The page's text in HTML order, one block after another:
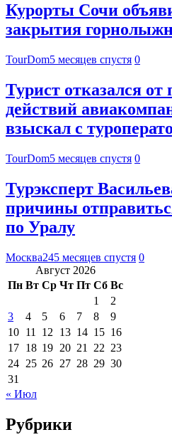
Курорты Сочи
закрытия
TourDom5 месяцев спустя 0
Турист отказался от
действий
взыскал с
TourDom5 месяцев спустя 0
Турэксперт
причины
по Уралу
Москва245 месяцев спустя 0
Август 2026
Пн Вт Ср Чт Пт Сб Вс
1
2
3
4 5 6 7 8
9
10 11 12 13 14 15 16
17 18 19 20 21 22 23
24 25 26 27 28 29 30
31
« Июл
Рубрики